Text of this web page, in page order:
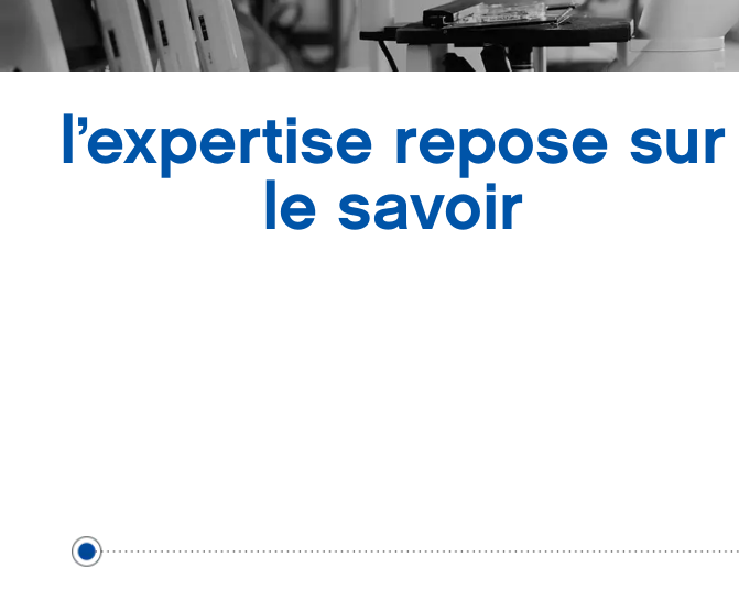
l’expertise repose sur
le savoir